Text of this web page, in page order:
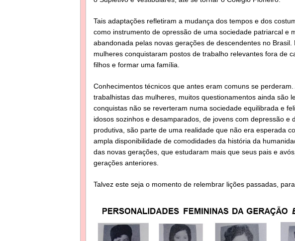
Tais adaptações refletiram a mudança dos tempos e dos
como instrumento de opressão de uma sociedade patriarcal e
abandonada pelas novas gerações de descendentes no
mulheres conquistaram postos de trabalho relevantes fora de
filhos e formar uma família.
Conhecimentos técnicos que antes eram comuns se
trabalhistas das mulheres, muitos questionamentos ainda são
conquistas não se reverteram numa sociedade equilibrada e
idosos sozinhos e desamparados, de jovens com depressão e
produtiva, são parte de uma realidade que não era esperada
ampla disponibilidade de comodidades da história da
das novas gerações, que estudaram mais que seus pais e
gerações anteriores.
Talvez este seja o momento de relembrar lições passadas,